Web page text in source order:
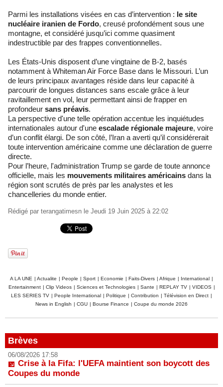
Parmi les installations visées en cas d’intervention : le site
nucléaire iranien de Fordo, creusé profondément sous une
montagne, et considéré jusqu’ici comme quasiment
indestructible par des frappes conventionnelles.
Les États-Unis disposent d’une vingtaine de B-2, basés
notamment à Whiteman Air Force Base dans le Missouri. L’un
de leurs principaux avantages réside dans leur capacité à
parcourir de longues distances sans escale grâce à leur
ravitaillement en vol, leur permettant ainsi de frapper en
profondeur sans préavis.
La perspective d'une telle opération accentue les inquiétudes
internationales autour d'une escalade régionale majeure, voire
d’un conflit élargi. De son côté, l’Iran a averti qu’il considérerait
toute intervention américaine comme une déclaration de guerre
directe.
Pour l’heure, l'administration Trump se garde de toute annonce
officielle, mais les mouvements militaires américains dans la
région sont scrutés de près par les analystes et les
chancelleries du monde entier.
Rédigé par terangatimesn le Jeudi 19 Juin 2025 à 22:02
A LA UNE | Actualite | People | Sport | Economie | Faits-Divers | Afrique | International |
Entertainment | Clip Videos | Sciences et Technologies | Sante | REPLAY TV | VIDEOS |
LES SERIES TV | People International | Politique | Contribution | Télévision en Direct |
News in English | CGU | Bourse Finance | Coupe du monde 2026
Brèves
06/08/2026 17:58
Crise à la Fifa: l'UEFA maintient son boycott des
Coupes du monde